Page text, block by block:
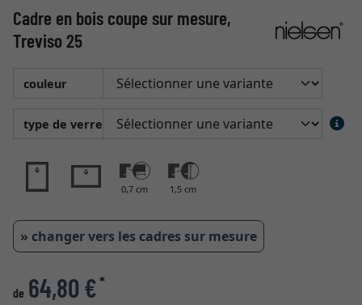
Cadre en bois coupe sur mesure,
Treviso 25
couleur
type de verre
0,7 cm 1,5 cm
» changer vers les cadres sur mesure
de 64,80 €*